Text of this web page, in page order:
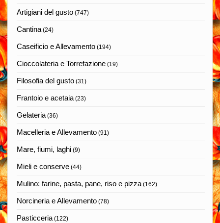
Artigiani del gusto (747)
Cantina(24)
Caseificio e Allevamento (194)
Cioccolateria e Torrefazione (19)
Filosofia del gusto (31)
Frantoio e acetaia(23)
Gelateria(36)
Macelleria e Allevamento (91)
Mare, fiumi, laghi (9)
Mieli e conserve (44)
Mulino: farine, pasta, pane, riso e pizza(162)
Norcineria e Allevamento (78)
Pasticceria(122)